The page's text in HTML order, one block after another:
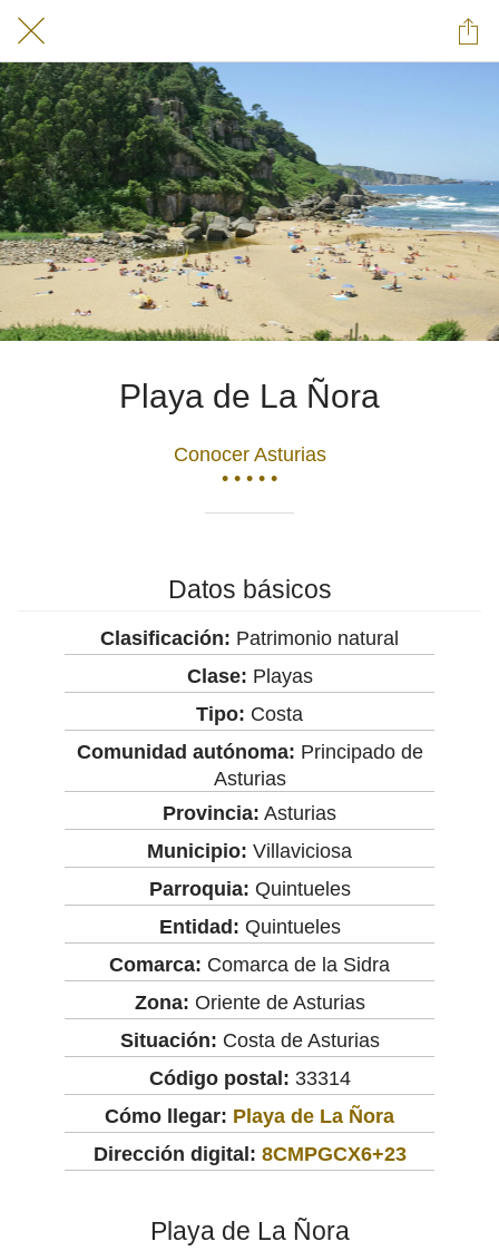
Playa de La Ñora
Conocer Asturias
• • • • •
Datos básicos
Clasificación: Patrimonio natural
Clase: Playas
Tipo: Costa
Comunidad autónoma: Principado de
Asturias
Provincia: Asturias
Municipio: Villaviciosa
Parroquia: Quintueles
Entidad: Quintueles
Comarca: Comarca de la Sidra
Zona: Oriente de Asturias
Situación: Costa de Asturias
Código postal: 33314
Cómo llegar: Playa de La Ñora
Dirección digital: 8CMPGCX6+23
Playa de La Ñora